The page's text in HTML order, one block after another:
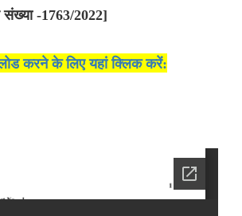
-1763/2022]
करने के लिए यहां क्लिक करें: